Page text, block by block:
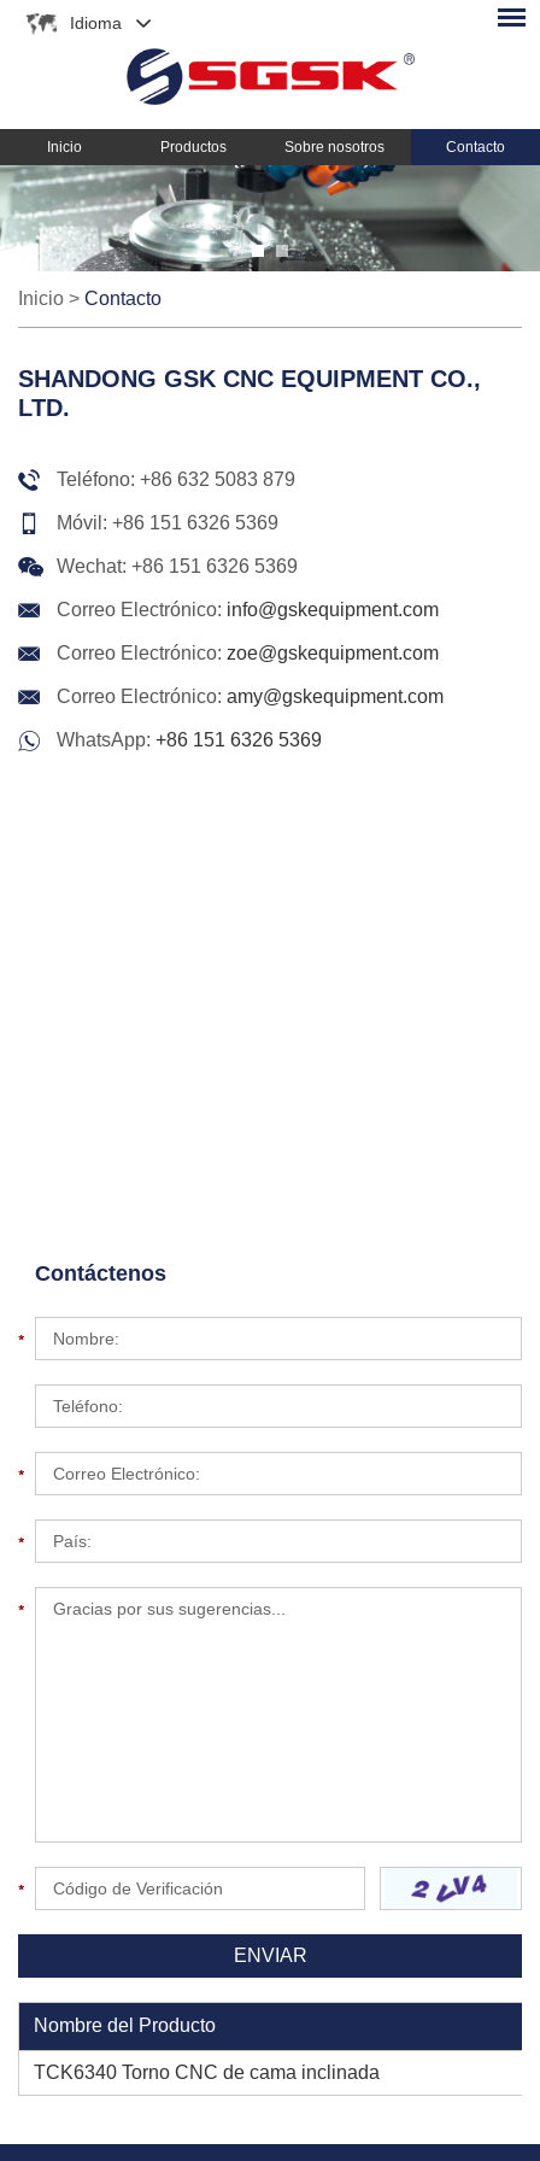
Idioma
Inicio Productos Sobre nosotros Contacto
Inicio > Contacto
SHANDONG GSK CNC EQUIPMENT CO.,
LTD.
Teléfono: +86 632 5083 879
Móvil: +86 151 6326 5369
Wechat: +86 151 6326 5369
Correo Electrónico: info@gskequipment.com
Correo Electrónico: zoe@gskequipment.com
Correo Electrónico: amy@gskequipment.com
WhatsApp: +86 151 6326 5369
Contáctenos
Nombre del Producto
TCK6340 Torno CNC de cama inclinada